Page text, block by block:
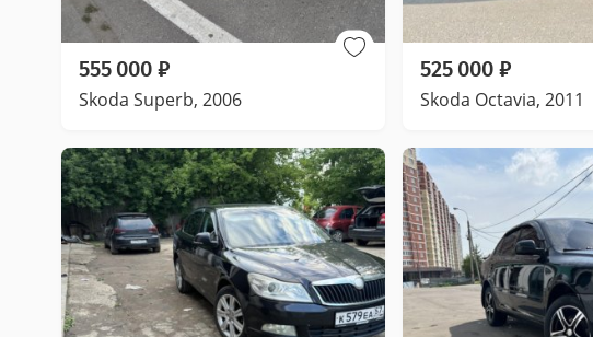
555 000 ₽
Skoda Superb, 2006
525 000 ₽
Skoda Octavia, 2011